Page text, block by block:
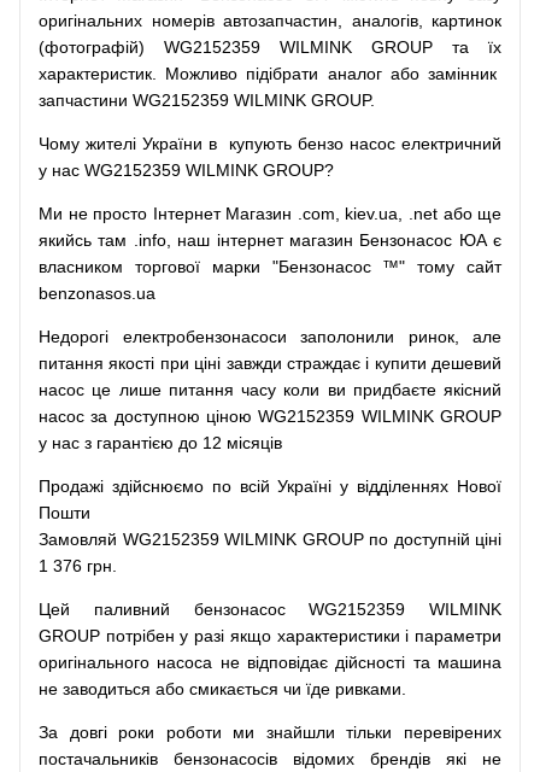
оригінальних номерів автозапчастин аналогів,
картинок
(фотографій) WG2152359 WILMINK GROUP та їх
характеристик. Можливо підібрати аналог або замінник
запчастини WG2152359 WILMINK GROUP.
Чому жителі України в купують бензо насос електричний
у нас WG2152359 WILMINK GROUP?
Ми не просто Інтернет Магазин .com kiev.ua .net або ще
якийсь там .info, наш інтернет магазин Бензонасос ЮА є
власником
торгової марки "Бензонасос ™" тому
сайт
benzonasos.ua
Недорогі електробензонасоси заполонили ринок,
але
питання якості при ціні завжди страждає і купити дешевий
насос це лише питання часу коли ви придбаєте якісний
насос за доступною ціною WG2152359 WILMINK GROUP
у нас з гарантією до 12 місяців
Продажі здійснюємо по всій Україні у відділеннях Нової
Пошти
Замовляй WG2152359 WILMINK GROUP по доступній ціні
1 376 грн.
Цей паливний бензонасосWG2152359 WILMINK
GROUP потрібен у разі якщо характеристики і параметри
оригінального насоса не відповідає дійсності та машина
не заводиться або смикається чи їде ривками
За довгі роки роботи ми знайшли тільки
перевірених
постачальників
бензонасосів відомих брендів які
не